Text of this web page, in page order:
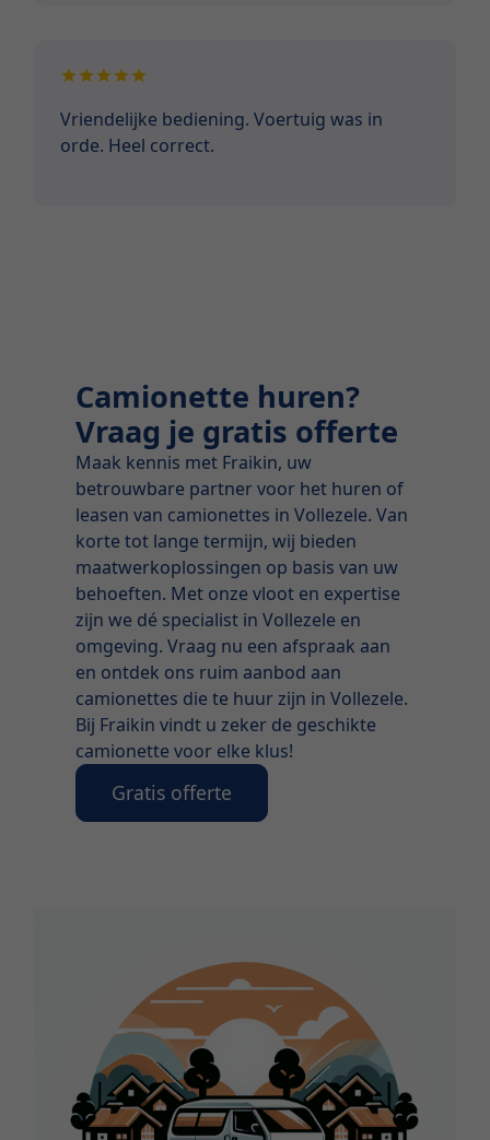
Vriendelijke bediening. Voertuig was in
orde. Heel correct.
Camionette huren?
Vraag je gratis offerte
Maak kennis met Fraikin, uw
betrouwbare partner voor het huren of
leasen van camionettes in Vollezele. Van
korte tot lange termijn, wij bieden
maatwerkoplossingen op basis van uw
behoeften. Met onze vloot en expertise
zijn we dé specialist in Vollezele en
omgeving. Vraag nu een afspraak aan
en ontdek ons ruim aanbod aan
camionettes die te huur zijn in Vollezele.
Bij Fraikin vindt u zeker de geschikte
camionette voor elke klus!
Gratis offerte